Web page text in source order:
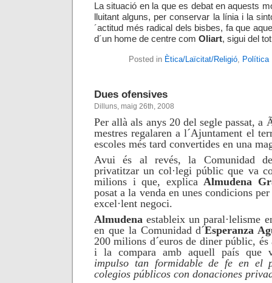
La situació en la que es debat en aquests
lluitant alguns, per conservar la línia i la
´actitud més radical dels bisbes, fa que
d´un home de centre com Oliart, sigui del
Posted in Ètica/Laïcitat/Religió, Política
Dues ofensives
Dilluns, maig 26th, 2008
Per allà als anys 20 del segle passat, a
mestres regalaren a l´Ajuntament el
escoles més tard convertides en una
Avui és al revés, la Comunidad
privatitzar un col·legi públic que va
milions i que, explicaAlmudena
posat a la venda en unes condicions
excel·lent negoci.
Almudena estableix un paral·lelisme
en que la Comunidadd´Esperanza
200 milions d´euros de diner públic,
i la compara amb aquell país que
impulso tan formidable de fe en el
colegios públicos con donaciones